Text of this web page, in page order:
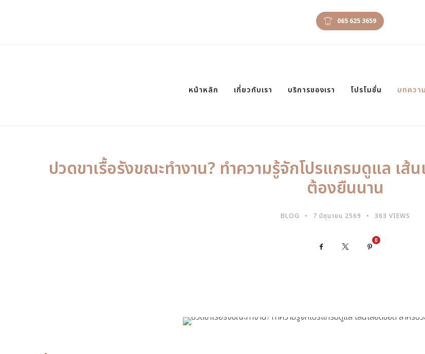
065 625 3659
หน้าหลัก เกี่ยวกับเรา บริการของเรา โปรโมชั่น บทความ
ปวดขาเรื้อรังขณะทำงาน? ทำความรู้จักโปรแกรมดูแล เส้
ต้องยืนนาน
7 มิถุนายน 2569
BLOG 363 VIEWS
Facebook
0